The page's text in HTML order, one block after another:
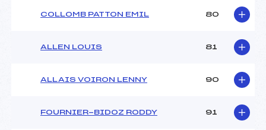
COLLOMB PATTON EMIL 80
ALLEN LOUIS 81
ALLAIS VOIRON LENNY 90
FOURNIER-BIDOZ RODDY 91